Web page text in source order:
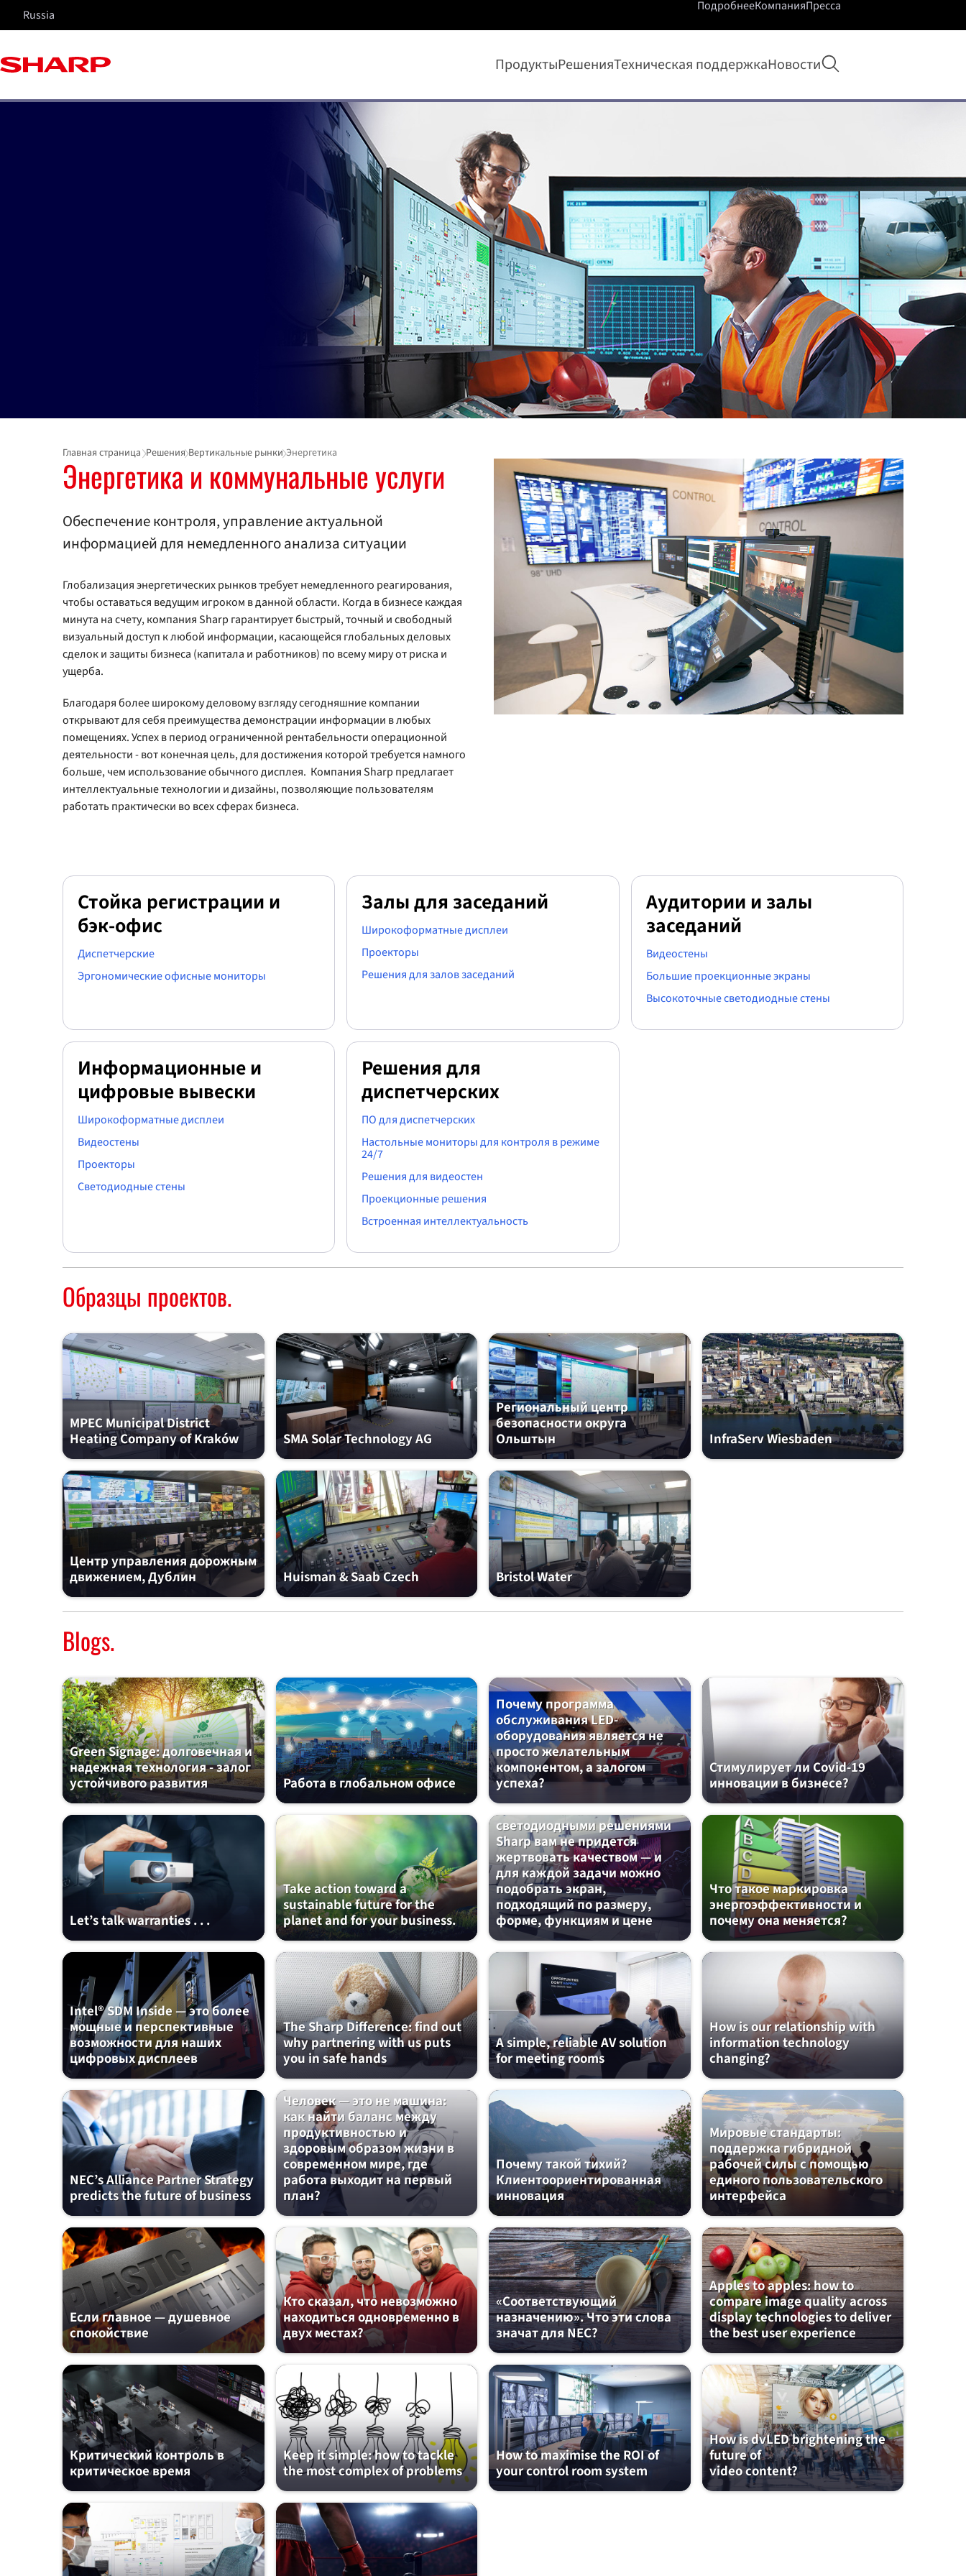
ПродуктыРешенияТехническая поддержкаНовости Открыть поиск
ПодробнееКомпанияПресса
Russia
Главная страница Решения Вертикальные рынки Энергетика
Энергетика и коммунальные услуги
Обеспечение контроля, управление актуальной
информацией для немедленного анализа ситуации
Глобализация энергетических рынков требует немедленного реагирования,
чтобы оставаться ведущим игроком в данной области. Когда в бизнесе каждая
минута на счету, компания Sharp гарантирует быстрый, точный и свободный
визуальный доступ к любой информации, касающейся глобальных деловых
сделок и защиты бизнеса (капитала и работников) по всему миру от риска и
ущерба.
Благодаря более широкому деловому взгляду сегодняшние компании
открывают для себя преимущества демонстрации информации в любых
помещениях. Успех в период ограниченной рентабельности операционной
деятельности - вот конечная цель, для достижения которой требуется намного
больше, чем использование обычного дисплея. Компания Sharp предлагает
интеллектуальные технологии и дизайны, позволяющие пользователям
работать практически во всех сферах бизнеса.
Стойка регистрации и
бэк-офис
Диспетчерские
Эргономические офисные мониторы
Залы для заседаний
Широкоформатные дисплеи
Проекторы
Решения для залов заседаний
Аудитории и залы
заседаний
Видеостены
Большие проекционные экраны
Высокоточные светодиодные стены
Информационные и
цифровые вывески
Широкоформатные дисплеи
Видеостены
Проекторы
Светодиодные стены
Решения для
диспетчерских
ПО для диспетчерских
Настольные мониторы для контроля в режиме
24/7
Решения для видеостен
Проекционные решения
Встроенная интеллектуальность
Образцы проектов.
MPEC Municipal District
Heating Company of Kraków
SMA Solar Technology AG
Региональный центр
безопасности округа
Ольштын
InfraServ Wiesbaden
Центр управления дорожным
движением, Дублин
Huisman & Saab Czech Bristol Water
Blogs.
Green Signage: долговечная и
надежная технология - залог
устойчивого развития
Работа в глобальном офисе
Почему программа
обслуживания LED-
оборудования является не
просто желательным
компонентом, а залогом
успеха?
Стимулирует ли Covid-19
инновации в бизнесе?
Let’s talk warranties . . .
Take action toward a
sustainable future for the
planet and for your business.
ВАШИМИ ГЛАЗАМИ: со
светодиодными решениями
Sharp вам не придется
жертвовать качеством — и
для каждой задачи можно
подобрать экран,
подходящий по размеру,
форме, функциям и цене
Что такое маркировка
энергоэффективности и
почему она меняется?
Intel® SDM Inside — это более
мощные и перспективные
возможности для наших
цифровых дисплеев
The Sharp Difference: find out
why partnering with us puts
you in safe hands
A simple, reliable AV solution
for meeting rooms
How is our relationship with
information technology
changing?
NEC’s Alliance Partner Strategy
predicts the future of business
Человек — это не машина:
как найти баланс между
продуктивностью и
здоровым образом жизни в
современном мире, где
работа выходит на первый
план?
Почему такой тихий?
Клиентоориентированная
инновация
Мировые стандарты:
поддержка гибридной
рабочей силы с помощью
единого пользовательского
интерфейса
Если главное — душевное
спокойствие
Кто сказал, что невозможно
находиться одновременно в
двух местах?
«Соответствующий
назначению». Что эти слова
значат для NEC?
Apples to apples: how to
compare image quality across
display technologies to deliver
the best user experience
Критический контроль в
критическое время
Keep it simple: how to tackle
the most complex of problems
How to maximise the ROI of
your control room system
How is dvLED brightening the
future of
video content?